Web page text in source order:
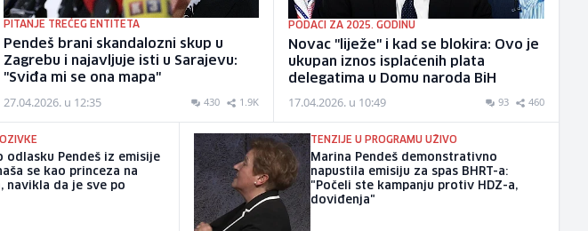
PITANJE TREĆEG ENTITETA
Pendeš brani skandalozni skup u
Zagrebu i najavljuje isti u Sarajevu:
"Sviđa mi se ona mapa"
27.04.2026. u 12:35 430 1.9K
PODACI ZA 2025. GODINU
Novac "liježe" i kad se blokira: Ovo je
ukupan iznos isplaćenih plata
delegatima u Domu naroda BiH
17.04.2026. u 10:49 93 460
odlasku Pendeš iz emisije
se kao princeza na
navikla da je sve po
TENZIJE U PROGRAMU UŽIVO
Marina Pendeš demonstrativno
napustila emisiju za spas BHRT-a:
"Počeli ste kampanju protiv HDZ-a,
doviđenja"